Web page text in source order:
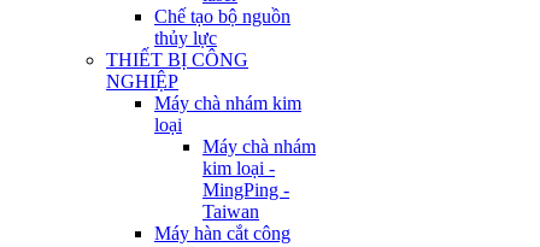
Chế tạo bộ nguồn
thủy lực
THIẾT BỊ CÔNG
NGHIỆP
Máy chà nhám kim
loại
Máy chà nhám
kim loại -
MingPing -
Taiwan
Máy hàn cắt công